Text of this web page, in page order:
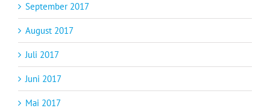
September 2017
August 2017
Juli 2017
Juni 2017
Mai 2017